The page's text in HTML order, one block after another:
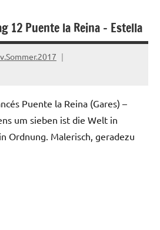
12 Puente la Reina – Estella
Puente la Reina (Gares) –
um sieben ist die Welt in
Ordnung. Malerisch, geradezu